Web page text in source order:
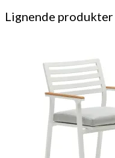
Lignende produkter